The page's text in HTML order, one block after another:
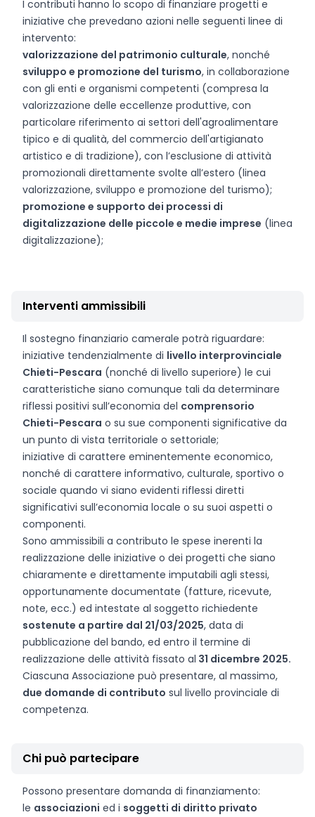
I contributi hanno lo scopo di finanziare progetti e
iniziative che prevedano azioni nelle seguenti linee di
intervento:
valorizzazione del patrimonio culturale, nonché
sviluppo e promozione del turismo, in collaborazione
con gli enti e organismi competenti (compresa la
valorizzazione delle eccellenze produttive, con
particolare riferimento ai settori dell'agroalimentare
tipico e di qualità, del commercio dell'artigianato
artistico e di tradizione), con l’esclusione di attività
promozionali direttamente svolte all’estero (linea
valorizzazione, sviluppo e promozione del turismo);
promozione e supporto dei processi di
digitalizzazione delle piccole e medie imprese (linea
digitalizzazione);
Interventi ammissibili
Il sostegno finanziario camerale potrà riguardare:
iniziative tendenzialmente di livello interprovinciale
Chieti-Pescara (nonché di livello superiore) le cui
caratteristiche siano comunque tali da determinare
riflessi positivi sull’economia del comprensorio
Chieti-Pescara o su sue componenti significative da
un punto di vista territoriale o settoriale;
iniziative di carattere eminentemente economico,
nonché di carattere informativo, culturale, sportivo o
sociale quando vi siano evidenti riflessi diretti
significativi sull’economia locale o su suoi aspetti o
componenti.
Sono ammissibili a contributo le spese inerenti la
realizzazione delle iniziative o dei progetti che siano
chiaramente e direttamente imputabili agli stessi,
opportunamente documentate (fatture, ricevute,
note, ecc.) ed intestate al soggetto richiedente
sostenute a partire dal 21/03/2025, data di
pubblicazione del bando, ed entro il termine di
realizzazione delle attività fissato al 31 dicembre 2025.
Ciascuna Associazione può presentare, al massimo,
due domande di contributo sul livello provinciale di
competenza.
Chi può partecipare
Possono presentare domanda di finanziamento:
le associazioni ed i soggetti di diritto privato